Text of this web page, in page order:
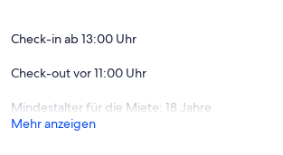
in der Unterkunft angeboten.
Und entspanne stunden in der Sauna verbringen.
Check-in ab 13:00 Uhr
Check-out vor 11:00 Uhr
Mindestalter für die Miete: 18 Jahre
Mehr anzeigen